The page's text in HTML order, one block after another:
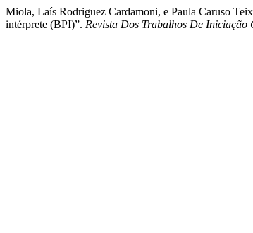
Miola, Laís Rodriguez Cardamoni, e Paula Caruso
intérprete (BPI)”. Revista Dos Trabalhos De